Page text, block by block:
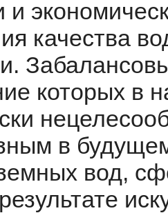
качества
которых в
в
вод,